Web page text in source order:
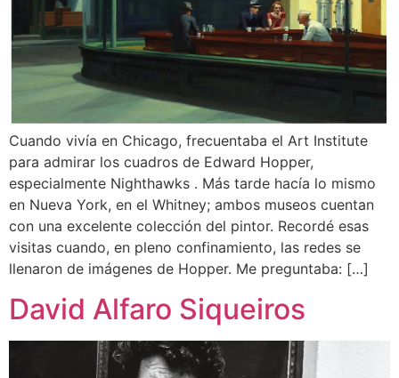
Cuando vivía en Chicago, frecuentaba el Art Institute
para admirar los cuadros de Edward Hopper,
especialmente Nighthawks . Más tarde hacía lo mismo
en Nueva York, en el Whitney; ambos museos cuentan
con una excelente colección del pintor. Recordé esas
visitas cuando, en pleno confinamiento, las redes se
llenaron de imágenes de Hopper. Me preguntaba: […]
David Alfaro Siqueiros